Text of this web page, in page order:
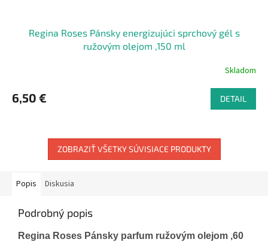
Regina Roses Pánsky energizujúci sprchový gél s
ružovým olejom ,150 ml
Skladom
6,50 € DETAIL
ZOBRAZIŤ VŠETKY SÚVISIACE PRODUKTY
Popis Diskusia
Podrobný popis
Regina Roses Pánsky parfum ružovým olejom ,60